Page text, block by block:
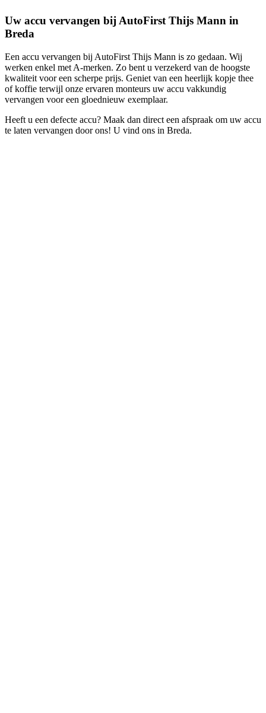
Uw accu vervangen bij AutoFirst Thijs Mann in
Breda
Een accu vervangen bij AutoFirst Thijs Mann is zo gedaan. Wij
werken enkel met A-merken. Zo bent u verzekerd van de hoogste
kwaliteit voor een scherpe prijs. Geniet van een heerlijk kopje thee
of koffie terwijl onze ervaren monteurs uw accu vakkundig
vervangen voor een gloednieuw exemplaar.
Heeft u een defecte accu? Maak dan direct een afspraak om uw accu
te laten vervangen door ons! U vind ons in Breda.